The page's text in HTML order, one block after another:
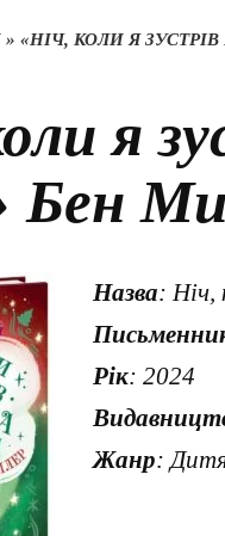
» «НІЧ, КОЛИ Я
я
Бен
Назва: Ніч,
Рік: 2024
Жанр: